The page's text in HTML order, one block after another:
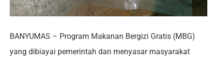
BANYUMAS – Program Makanan Bergizi Gratis (MBG)
yang dibiayai pemerintah dan menyasar masyarakat